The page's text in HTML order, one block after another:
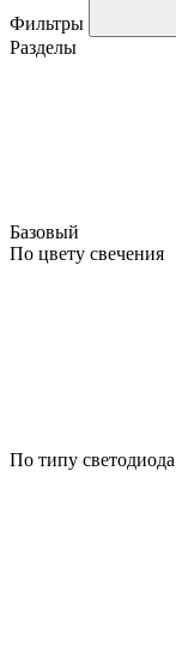
Фильтры
Разделы
Базовый
По цвету свечения
По типу светодиода